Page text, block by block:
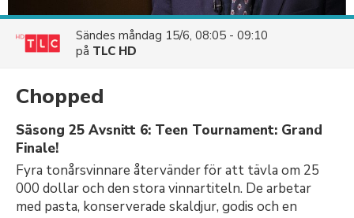
Sändes måndag 15/6, 08:05 - 09:10
på TLC HD
Chopped
Säsong 25 Avsnitt 6: Teen Tournament: Grand
Finale!
Fyra tonårsvinnare återvänder för att tävla om 25
000 dollar och den stora vinnartiteln. De arbetar
med pasta, konserverade skaldjur, godis och en